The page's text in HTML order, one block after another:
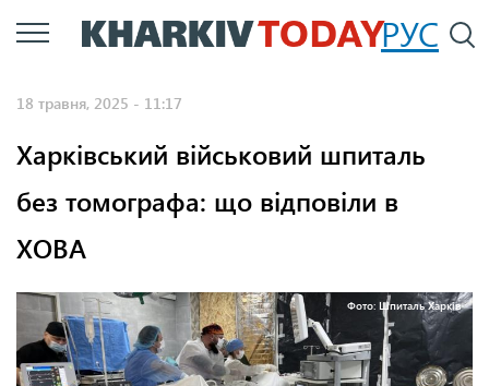
Перейти
до
РУС
18 травня, 2025 - 11:17
Харківський військовий шпиталь
без томографа: що відповіли в
ХОВА
Фото: Шпиталь Харків